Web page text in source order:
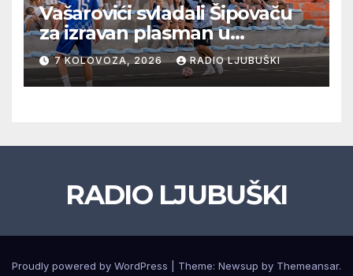
Vašarovići svladali Šipovaču
za izravan plasman u
četvrtfinale, Grab izborio
prolazak dalje, Klobuk ispao,
večeras počinje četvrtfinale
7 KOLOVOZA, 2026 RADIO LJUBUŠKI
RADIO LJUBUŠKI
Proudly powered by WordPress Theme: Newsup by Themeansar.